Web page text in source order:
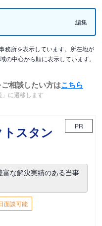
編集
務所を表示しています。所在地が
の中心から順に表示しています。
相談したい方はこちら
に遷移します
スタン
PR
な解決実績のある当事
面談可能